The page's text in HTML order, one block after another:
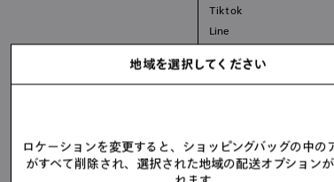
Tiktok
Line
地域を選択してください
ロケーションを変更すると、ショッピングバッグの中の
がすべて削除され、選択された地域の配送オプション